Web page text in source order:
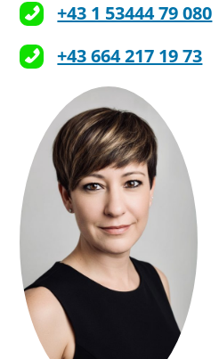
+43 1 53444 79 080
+43 664 217 19 73